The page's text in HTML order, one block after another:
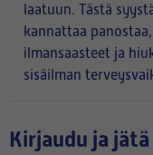
laatuun. Tästä
kannattaa
ilmansaasteet ja
sisäilman
Kirjaudu ja